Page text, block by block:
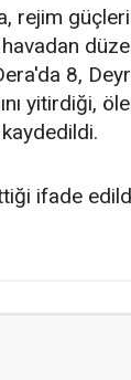
rejim
8,
yitirdiği,
ifade